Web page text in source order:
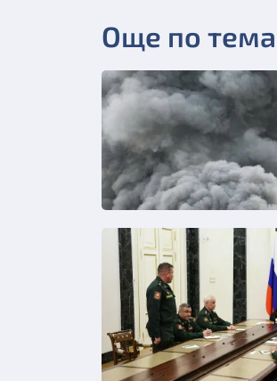
Още по